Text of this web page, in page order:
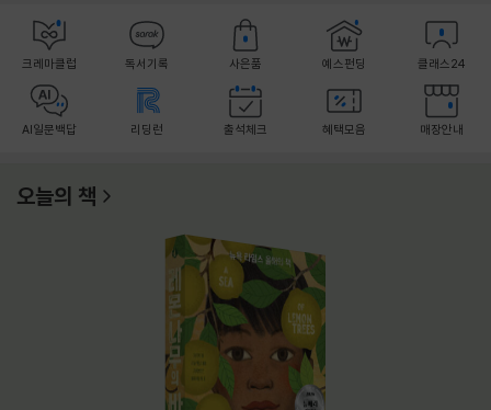
크레마클럽 독서기록 사은품 예스펀딩 클래스24
AI일문백답 리딩런 출석체크 혜택모음 매장안내
오늘의 책